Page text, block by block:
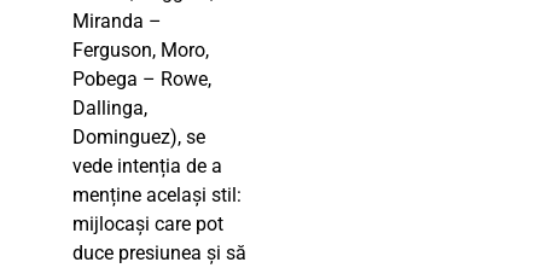
Miranda –
Ferguson, Moro,
Pobega – Rowe,
Dallinga,
Dominguez), se
vede intenția de a
menține același stil:
mijlocași care pot
duce presiunea și să